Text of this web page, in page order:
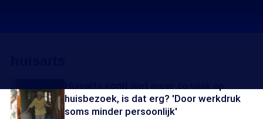
huisbezoek, is dat erg? 'Door werkdruk
soms minder persoonlijk'